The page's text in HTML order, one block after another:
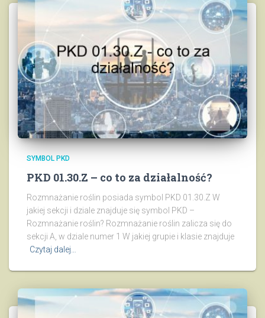
SYMBOL PKD
PKD 01.30.Z – co to za działalność?
Rozmnażanie roślin posiada symbol PKD 01.30.Z W
jakiej sekcji i dziale znajduje się symbol PKD –
Rozmnażanie roślin? Rozmnażanie roślin zalicza się do
sekcji A, w dziale numer 1 W jakiej grupie i klasie znajduje
Czytaj dalej…